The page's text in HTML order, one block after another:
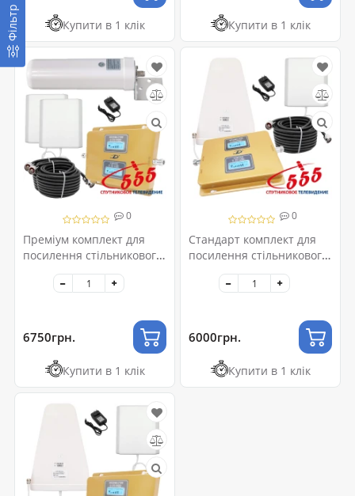
Фільтр Купити в 1 клік Купити в 1 клік
0
Преміум комплект для
посилення стільникового
зв'язку 2G-GSM/4G-LTE
6750грн.
Купити в 1 клік
0
Стандарт комплект для
посилення стільникового
зв'язку 2G-GSM/3G-UMTS
6000грн.
Купити в 1 клік